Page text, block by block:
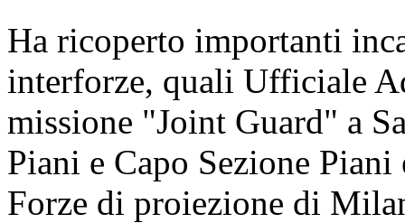
Ha ricoperto importanti
interforze, quali Ufficiale
missione "Joint Guard" a
Piani e Capo Sezione
Forze di proiezione di